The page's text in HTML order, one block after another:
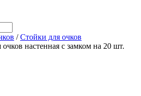
/Стойки для очков
настенная с замком на 20 шт.